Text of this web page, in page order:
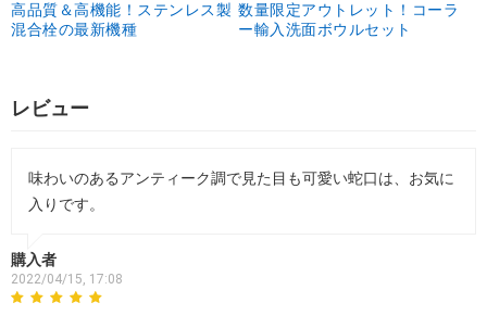
高品質＆高機能！ステンレス製
混合栓の最新機種
数量限定アウトレット！コーラ
ー輸入洗面ボウルセット
レビュー
味わいのあるアンティーク調で見た目も可愛い蛇口は、お気に
入りです。
購入者
2022/04/15, 17:08